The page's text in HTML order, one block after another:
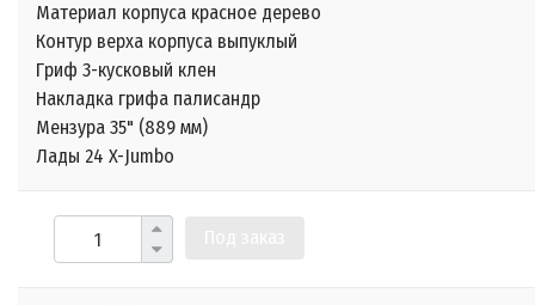
Материал корпуса красное дерево
Контур верха корпуса выпуклый
Гриф 3-кусковый клен
Накладка грифа палисандр
Мензура 35" (889 мм)
Лады 24 X-Jumbo